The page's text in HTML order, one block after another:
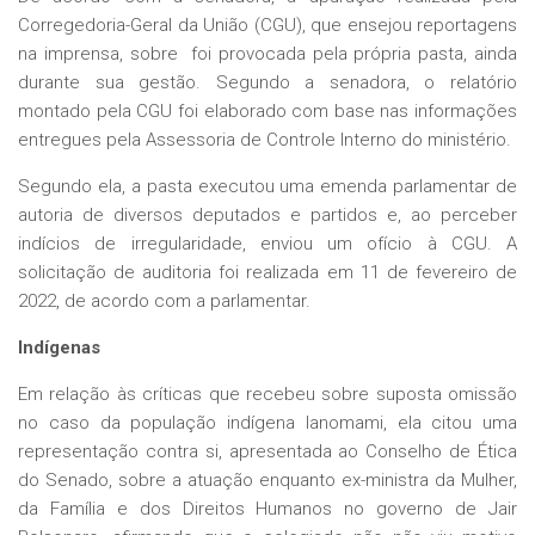
Corregedoria-Geral da União (CGU), que ensejou reportagens
na imprensa, sobre foi provocada pela própria pasta, ainda
durante sua gestão. Segundo a senadora, o relatório
montado pela CGU foi elaborado com base nas informações
entregues pela Assessoria de Controle Interno do ministério.
Segundo ela, a pasta executou uma emenda parlamentar de
autoria de diversos deputados e partidos e, ao perceber
indícios de irregularidade, enviou um ofício à CGU. A
solicitação de auditoria foi realizada em 11 de fevereiro de
2022, de acordo com a parlamentar.
Indígenas
Em relação às críticas que recebeu sobre suposta omissão
no caso da população indígena Ianomami, ela citou uma
representação contra si, apresentada ao Conselho de Ética
do Senado, sobre a atuação enquanto ex-ministra da Mulher,
da Família e dos Direitos Humanos no governo de Jair